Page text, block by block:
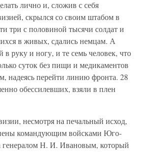
лично и, сложив с себя
скрылся со своим штабом в
три с половиной тысячи солдат и
в живых, сдались немцам. А
в руку и ногу, и те семь человек, что
суток без пищи и медикаментов
надеясь перейти линию фронта. 28
обессилевших, взяли в плен
несмотря на печальный исход,
командующим войсками Юго-
генералом Н. И. Ивановым, который